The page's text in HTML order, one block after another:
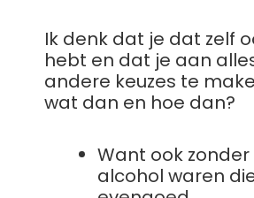
Ik denk dat je dat zelf
hebt en dat je aan
andere keuzes te
wat dan en hoe dan?
Want ook
alcohol waren